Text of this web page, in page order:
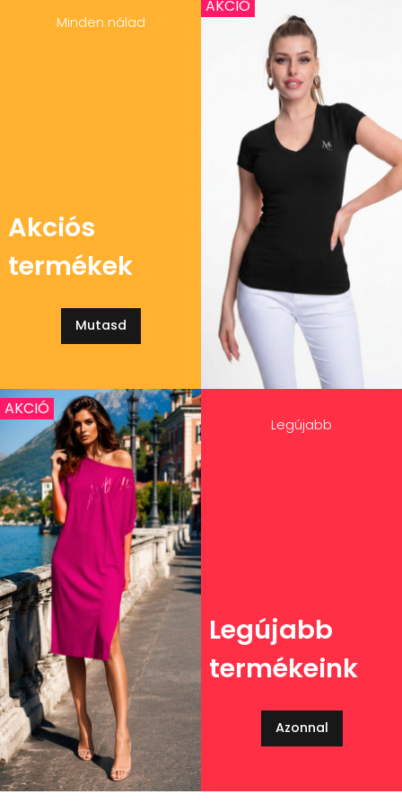
Minden nálad
Akciós
termékek
Mutasd
AKCIÓ
Legújabb
Legújabb
termékeink
Azonnal
AKCIÓ